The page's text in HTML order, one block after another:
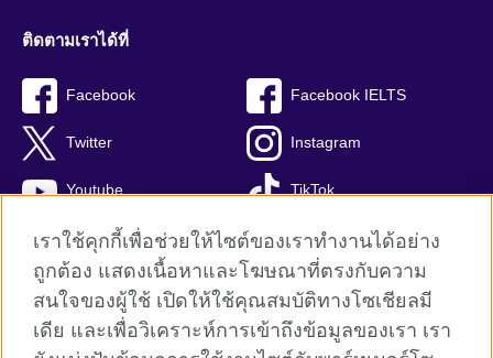
ติดตามเราได้ที่
Facebook Facebook IELTS
Twitter Instagram
Youtube TikTok
British Council global
Privacy and terms
เราใช้คุกกี้เพื่อช่วยให้ไซต์ของเราทำงานได้อย่าง
ถูกต้อง แสดงเนื้อหาและโฆษณาที่ตรงกับความ
สนใจของผู้ใช้ เปิดให้ใช้คุณสมบัติทางโซเชียลมี
เดีย และเพื่อวิเคราะห์การเข้าถึงข้อมูลของเรา เรา